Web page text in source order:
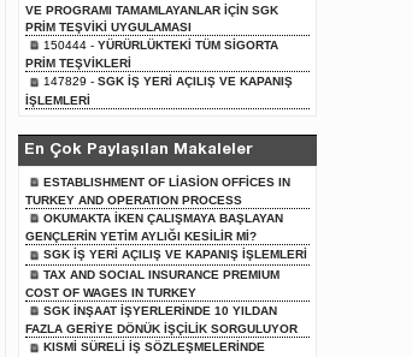
VE PROGRAMI TAMAMLAYANLAR İÇİN SGK
PRİM TEŞVİKİ UYGULAMASI
150444 - YÜRÜRLÜKTEKİ TÜM SİGORTA
PRİM TEŞVİKLERİ
147829 - SGK İŞ YERİ AÇILIŞ VE KAPANIŞ
İŞLEMLERİ
En Çok Paylaşılan Makaleler
ESTABLISHMENT OF LİASİON OFFİCES IN
TURKEY AND OPERATION PROCESS
OKUMAKTA İKEN ÇALIŞMAYA BAŞLAYAN
GENÇLERİN YETİM AYLIĞI KESİLİR Mİ?
SGK İŞ YERİ AÇILIŞ VE KAPANIŞ İŞLEMLERİ
TAX AND SOCIAL INSURANCE PREMIUM
COST OF WAGES IN TURKEY
SGK İNŞAAT İŞYERLERİNDE 10 YILDAN
FAZLA GERİYE DÖNÜK İŞÇİLİK SORGULUYOR
KISMİ SÜRELİ İŞ SÖZLEŞMELERİNDE